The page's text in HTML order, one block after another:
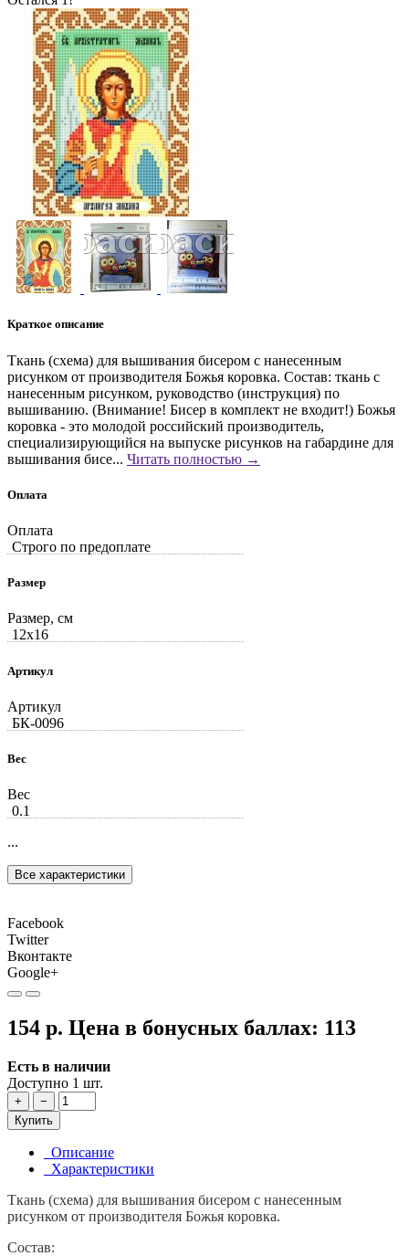
Краткое описание
Ткань (схема) для вышивания бисером с нанесенным
рисунком от производителя Божья коровка. Состав: ткань с
нанесенным рисунком, руководство (инструкция) по
вышиванию. (Внимание! Бисер в комплект не входит!) Божья
коровка - это молодой российский производитель,
специализирующийся на выпуске рисунков на габардине для
вышивания бисе... Читать полностью →
Оплата
Оплата
Строго по предоплате
Размер
Размер, см
12x16
Артикул
Артикул
БК-0096
Вес
Вес
0.1
...
Все характеристики
Facebook
Twitter
Вконтакте
Google+
154 р. Цена в бонусных баллах: 113
Есть в наличии
Доступно 1 шт.
+
−
Купить
Описание
Характеристики
Ткань (схема) для вышивания бисером с нанесенным
рисунком от производителя Божья коровка.
Состав: